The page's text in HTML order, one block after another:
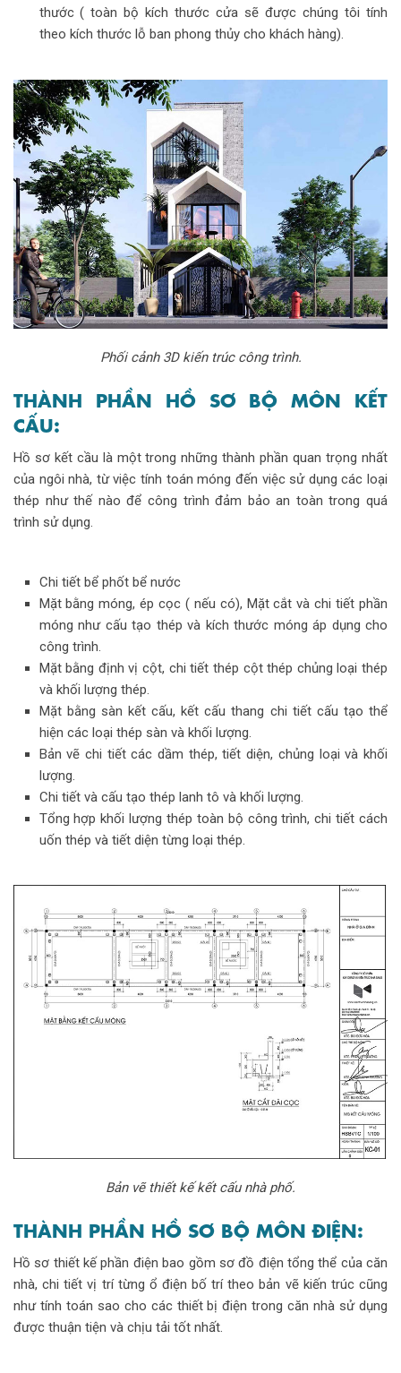
thước ( toàn bộ kích thước cửa sẽ được chúng tôi tính
theo kích thước lỗ ban phong thủy cho khách hàng).
Phối cảnh 3D kiến trúc công trình.
THÀNH PHẦN HỒ SƠ BỘ MÔN KẾT
CẤU:
Hồ sơ kết cầu là một trong những thành phần quan trọng nhất
của ngôi nhà, từ việc tính toán móng đến việc sử dụng các loại
thép như thế nào để công trình đảm bảo an toàn trong quá
trình sử dụng.
Chi tiết bể phốt bể nước
Mặt bằng móng, ép cọc ( nếu có), Mặt cắt và chi tiết phần
móng như cấu tạo thép và kích thước móng áp dụng cho
công trình.
Mặt bằng định vị cột, chi tiết thép cột thép chủng loại thép
và khối lượng thép.
Mặt bằng sàn kết cấu, kết cấu thang chi tiết cấu tạo thể
hiện các loại thép sàn và khối lượng.
Bản vẽ chi tiết các dầm thép, tiết diện, chủng loại và khối
lượng.
Chi tiết và cấu tạo thép lanh tô và khối lượng.
Tổng hợp khối lượng thép toàn bộ công trình, chi tiết cách
uốn thép và tiết diện từng loại thép.
Bản vẽ thiết kế kết cấu nhà phố.
THÀNH PHẦN HỒ SƠ BỘ MÔN ĐIỆN:
Hồ sơ thiết kế phần điện bao gồm sơ đồ điện tổng thể của căn
nhà, chi tiết vị trí từng ổ điện bố trí theo bản vẽ kiến trúc cũng
như tính toán sao cho các thiết bị điện trong căn nhà sử dụng
được thuận tiện và chịu tải tốt nhất.